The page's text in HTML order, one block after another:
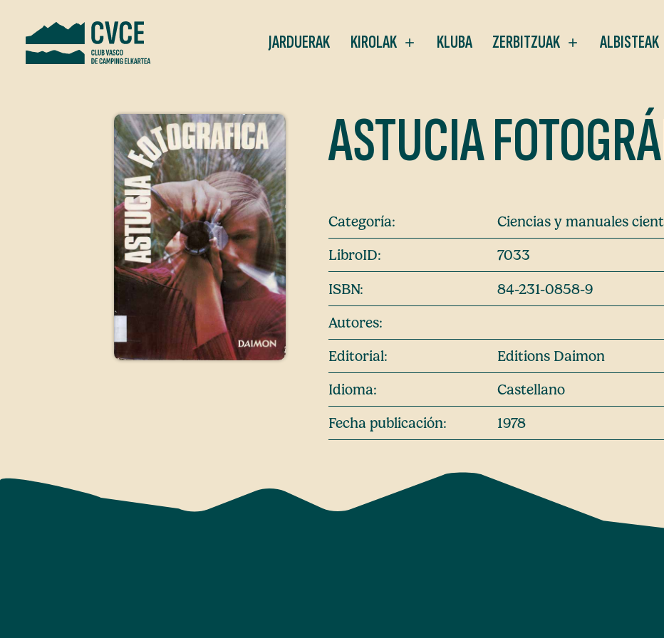
JARDUERAK KIROLAK KLUBA ZERBITZUAK ALBISTEAK
ASTUCIA
Categoría:
Ciencias y manuales
LibroID:
7033
ISBN:
84-231-0858-9
Autores:
Editorial:
Editions Daimon
Idioma:
Castellano
Fecha publicación:
1978